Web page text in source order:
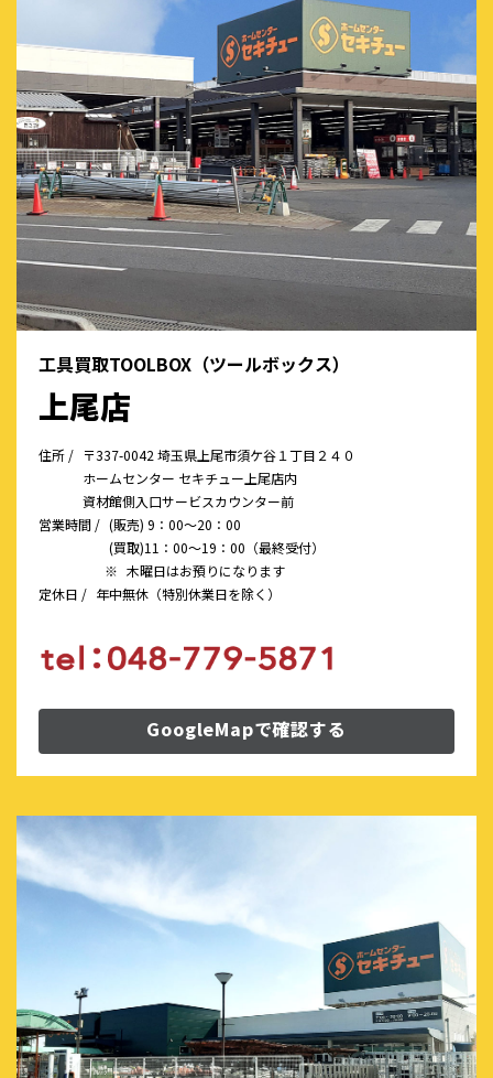
工具買取TOOLBOX（ツールボックス）
上尾店
住所 / 〒337-0042 埼玉県上尾市須ケ谷１丁目２４０
ホームセンター セキチュー上尾店内
資材館側入口サービスカウンター前
営業時間 / (販売) 9：00～20：00
(買取)11：00～19：00（最終受付）
※ 木曜日はお預りになります
定休日 / 年中無休（特別休業日を除く）
GoogleMapで確認する